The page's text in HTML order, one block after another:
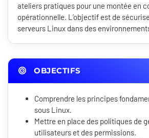
ateliers pratiques pour une montée en
opérationnelle. L’objectif est de
serveurs Linux dans des
OBJECTIFS
Comprendre les principes
sous Linux.
Mettre en place des politiques de
utilisateurs et des permissions.